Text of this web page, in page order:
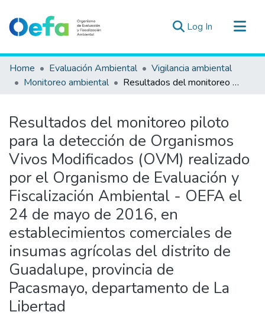
Log In (current)
Communities & Collections
All of DSpace
Estad. Externas
Guias ▾
Home Evaluación Ambiental
Vigilancia ambiental
Monitoreo ambiental
Resultados del monitoreo piloto para la detección de Organismos Vivos Modificados (OVM) realizado por el Organismo de Evaluación y Fiscalización Ambiental - OEFA el 24 de mayo de 2016, en establecimientos comerciales de insumas agrícolas del distrito de Guadalupe, provincia de Pacasmayo, departamento de La Libertad
Resultados del monitoreo piloto
para la detección de Organismos
Vivos Modificados (OVM) realizado
por el Organismo de Evaluación y
Fiscalización Ambiental - OEFA el
24 de mayo de 2016, en
establecimientos comerciales de
insumas agrícolas del distrito de
Guadalupe, provincia de
Pacasmayo, departamento de La
Libertad